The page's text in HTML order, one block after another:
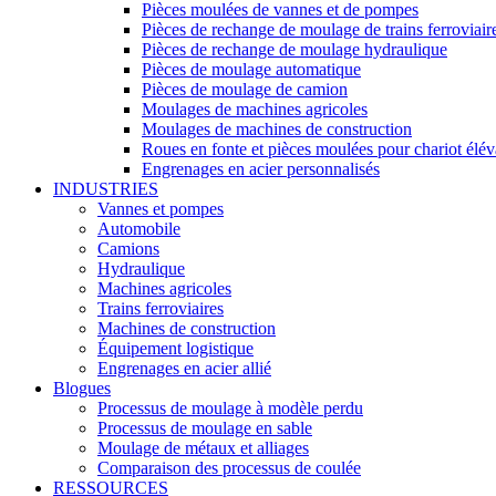
Pièces moulées de vannes et de pompes
Pièces de rechange de moulage de trains
Pièces de rechange de moulage hydraulique
Pièces de moulage automatique
Pièces de moulage de camion
Moulages de machines agricoles
Moulages de machines de construction
Roues en fonte et pièces moulées pour chariot
Engrenages en acier personnalisés
INDUSTRIES
Vannes et pompes
Automobile
Camions
Hydraulique
Machines agricoles
Trains ferroviaires
Machines de construction
Équipement logistique
Engrenages en acier allié
Blogues
Processus de moulage à modèle perdu
Processus de moulage en sable
Moulage de métaux et alliages
Comparaison des processus de coulée
RESSOURCES